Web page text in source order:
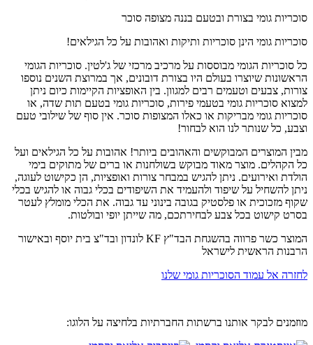
סוכריות גומי בצורת ובטעם בננה מצופה סוכר
סוכריות גומי הינן סוכריות ותיקות ואהובות על כל הגילאים!
כל סוכריות הגומי מבוססות על מרכיב מרכזי של ג'לטין. סוכריות הגומי
הראשונות שיוצרו בעולם היו בצורת דובונים, אך במרוצת השנים נוספו
צורות, צבעים וטעמים רבים למגוון. בין האופציות הקיימות כיום ניתן
למצוא סוכריות גומי בטעמי פירות, סוכריות גומי בטעם תות שדה, או
סוכריות גומי מבריקות או כאלו המצופות סוכר. אין סוף של שילובי טעם
וצבע, כל שנותר לנו הוא לבחור!
מבין המוצרים המבוקשים והאהובים ביותר! אהובות על כל הגילאים ועל
כל הקהלים. מוצר מאוד מבוקש בשולחנות או ברים של מתוקים בימי
הולדת ואירועים. ניתן להגיש במבחר צורות ואופציות, הן כקישוט לעוגה,
ניתן להשחיל על שיפוד ולהעמיד את השיפודים בכלי גבוה או להגיש בכלי
שקוף מזכוכית או פלסטיק בגובה בינוני עד גבוה. את הכלי מומלץ לעטר
בסרט קישוט בכל צבע לבחירתכם, מה שייתן יופי ובולטות.
המוצר כשר פרווה בהשגחת הבד"ץ KF לונדון ובד"צ בית יוסף ובאישור
הרבנות הראשית לישראל
לחזרה אל עמוד הסוכריות גומי שלנו
מוזמנים לבקר אותנו ברשתות החברתיות בלחיצה על הלוגו: